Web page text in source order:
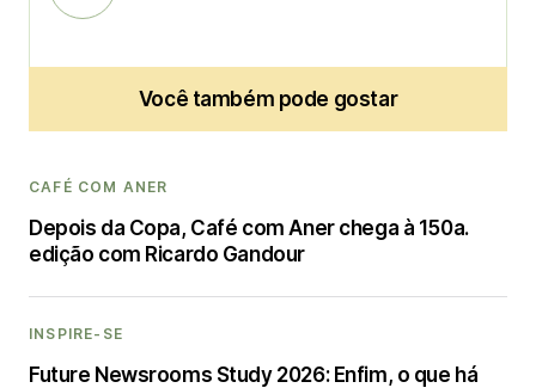
Você também pode gostar
CAFÉ COM ANER
Depois da Copa, Café com Aner chega à 150a.
edição com Ricardo Gandour
INSPIRE-SE
Future Newsrooms Study 2026: Enfim, o que há